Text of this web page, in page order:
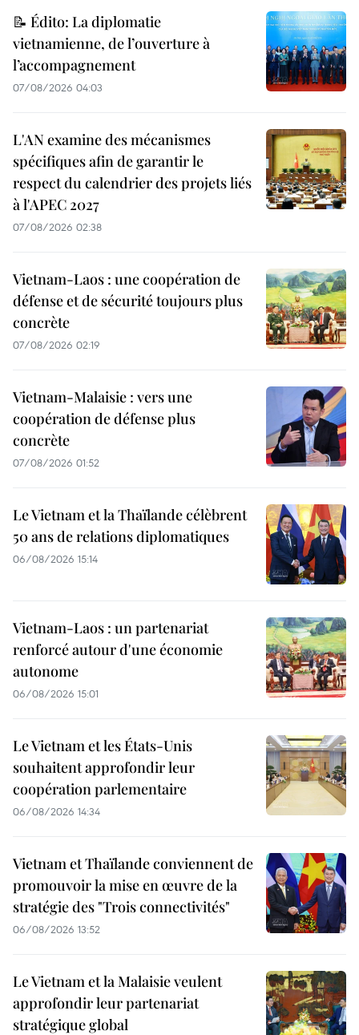
📝 Édito: La diplomatie
vietnamienne, de l’ouverture à
l’accompagnement
07/08/2026 04:03
L'AN examine des mécanismes
spécifiques afin de garantir le
respect du calendrier des projets liés
à l'APEC 2027
07/08/2026 02:38
Vietnam-Laos : une coopération de
défense et de sécurité toujours plus
concrète
07/08/2026 02:19
Vietnam-Malaisie : vers une
coopération de défense plus
concrète
07/08/2026 01:52
Le Vietnam et la Thaïlande célèbrent
50 ans de relations diplomatiques
06/08/2026 15:14
Vietnam-Laos : un partenariat
renforcé autour d'une économie
autonome
06/08/2026 15:01
Le Vietnam et les États-Unis
souhaitent approfondir leur
coopération parlementaire
06/08/2026 14:34
Vietnam et Thaïlande conviennent de
promouvoir la mise en œuvre de la
stratégie des "Trois connectivités"
06/08/2026 13:52
Le Vietnam et la Malaisie veulent
approfondir leur partenariat
stratégique global